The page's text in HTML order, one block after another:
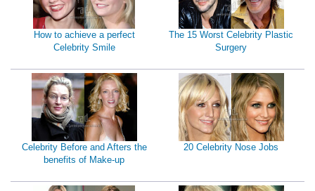
How to achieve a perfect
Celebrity Smile
The 15 Worst Celebrity Plastic
Surgery
Celebrity Before and Afters the
benefits of Make-up
20 Celebrity Nose Jobs